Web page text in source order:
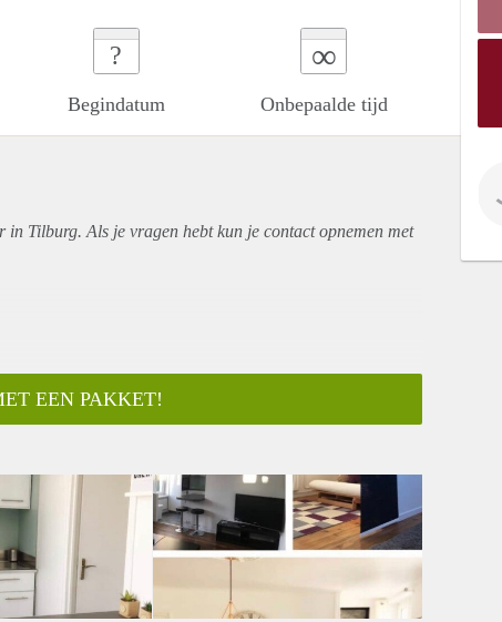
?
Begindatum
∞
Onbepaalde tijd
Tilburg. Als je vragen hebt kun je contact opnemen met
EEN PAKKET!